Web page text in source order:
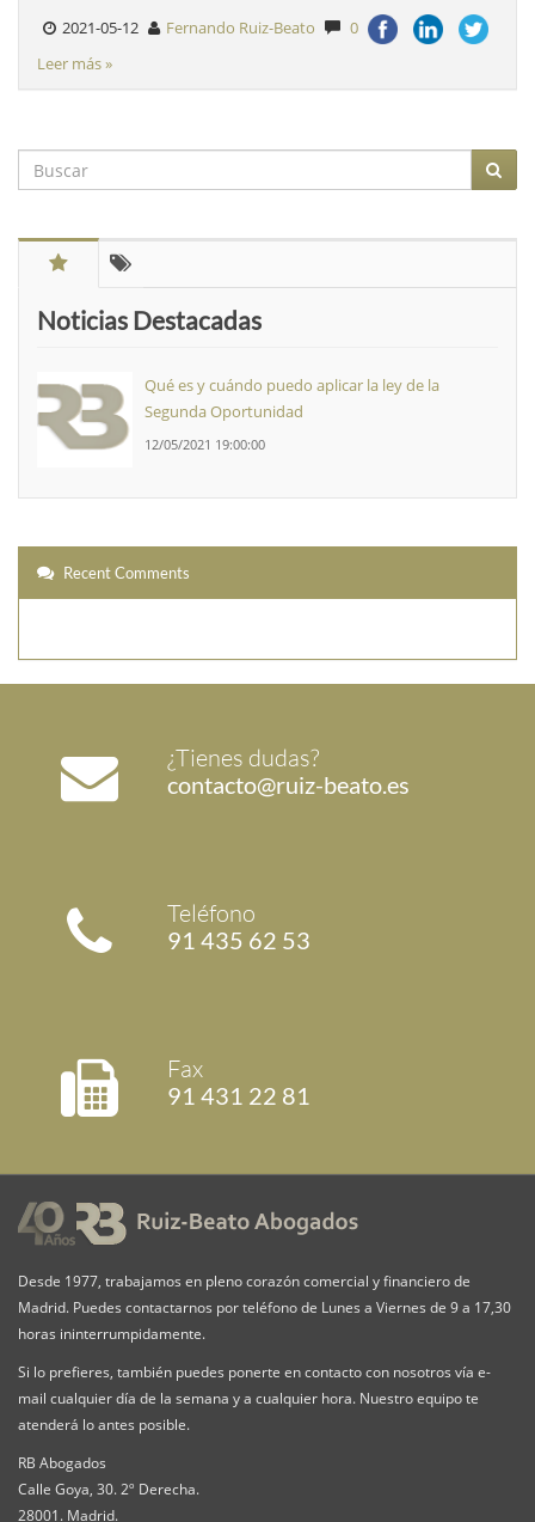
2021-05-12 Fernando Ruiz-Beato
0
Leer más »
Noticias Destacadas
Qué es y cuándo puedo aplicar la ley de la
Segunda Oportunidad
12/05/2021 19:00:00
Recent Comments
¿Tienes dudas?
contacto@ruiz-beato.es
Teléfono
91 435 62 53
Fax
91 431 22 81
Desde 1977, trabajamos en pleno corazón comercial y financiero de
Madrid. Puedes contactarnos por teléfono de Lunes a Viernes de 9 a 17,30
horas ininterrumpidamente.
Si lo prefieres, también puedes ponerte en contacto con nosotros vía e-
mail cualquier día de la semana y a cualquier hora. Nuestro equipo te
atenderá lo antes posible.
RB Abogados
Calle Goya, 30. 2º Derecha.
28001. Madrid.